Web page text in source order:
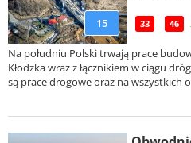
15 33 46
Na południu Polski trwają prace
Kłodzka wraz z łącznikiem w ciągu
są prace drogowe oraz na wszystkich